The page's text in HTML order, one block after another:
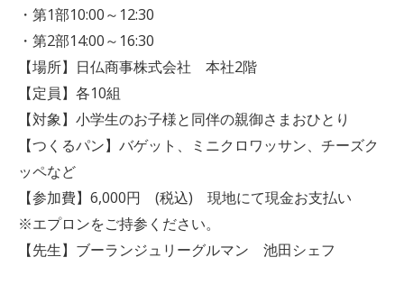
・第1部10:00～12:30
・第2部14:00～16:30
【場所】日仏商事株式会社 本社2階
【定員】各10組
【対象】小学生のお子様と同伴の親御さまおひとり
【つくるパン】バゲット、ミニクロワッサン、チーズク
ッペなど
【参加費】6,000円 (税込) 現地にて現金お支払い
※エプロンをご持参ください。
【先生】ブーランジュリーグルマン 池田シェフ